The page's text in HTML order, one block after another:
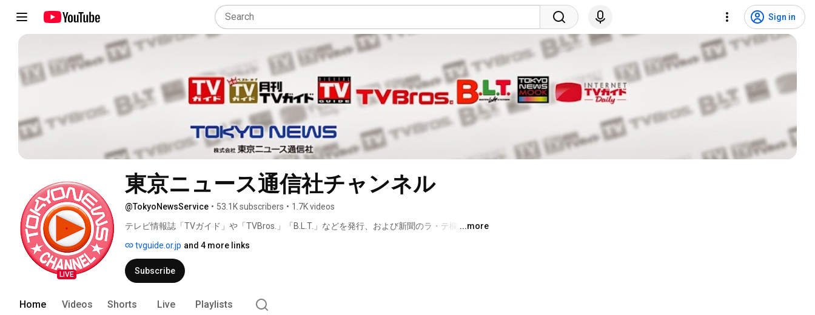
Sign in
LIVE
東京ニュース通信社チャンネル
@TokyoNewsService • 53.1K subscribers • 1.7K videos
テレビ情報誌「TVガイド」や「TVBros.」「B.L.T.」などを発行、および新聞のラ・テ欄を作...more
tvguide.or.jp and 4 more links
Subscribe
Home Videos Shorts Live Playlists